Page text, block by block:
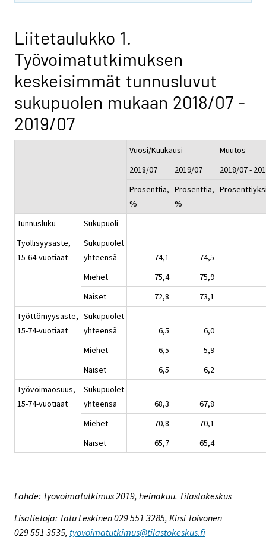
Liitetaulukko 1.
Työvoimatutkimuksen
keskeisimmät tunnusluvut
sukupuolen mukaan 2018/07 -
2019/07
Vuosi/Kuukausi
Muutos
2018/07
2019/07
2018/07 -
Prosenttia,
%
Prosenttia,
%
Tunnusluku
Sukupuoli
Työllisyysaste,
15-64-vuotiaat
Sukupuolet
yhteensä
74,1
74,5
Miehet
75,4
75,9
Naiset
72,8
73,1
Työttömyysaste,
15-74-vuotiaat
Sukupuolet
yhteensä
6,5
6,0
Miehet
6,5
5,9
Naiset
6,5
6,2
Työvoimaosuus,
15-74-vuotiaat
Sukupuolet
yhteensä
68,3
67,8
Miehet
70,8
70,1
Naiset
65,7 65,4
Lähde: Työvoimatutkimus 2019, heinäkuu. Tilastokeskus
Lisätietoja: Tatu Leskinen 029 551 3285, Kirsi Toivonen
029 551 3535, tyovoimatutkimus@tilastokeskus.fi